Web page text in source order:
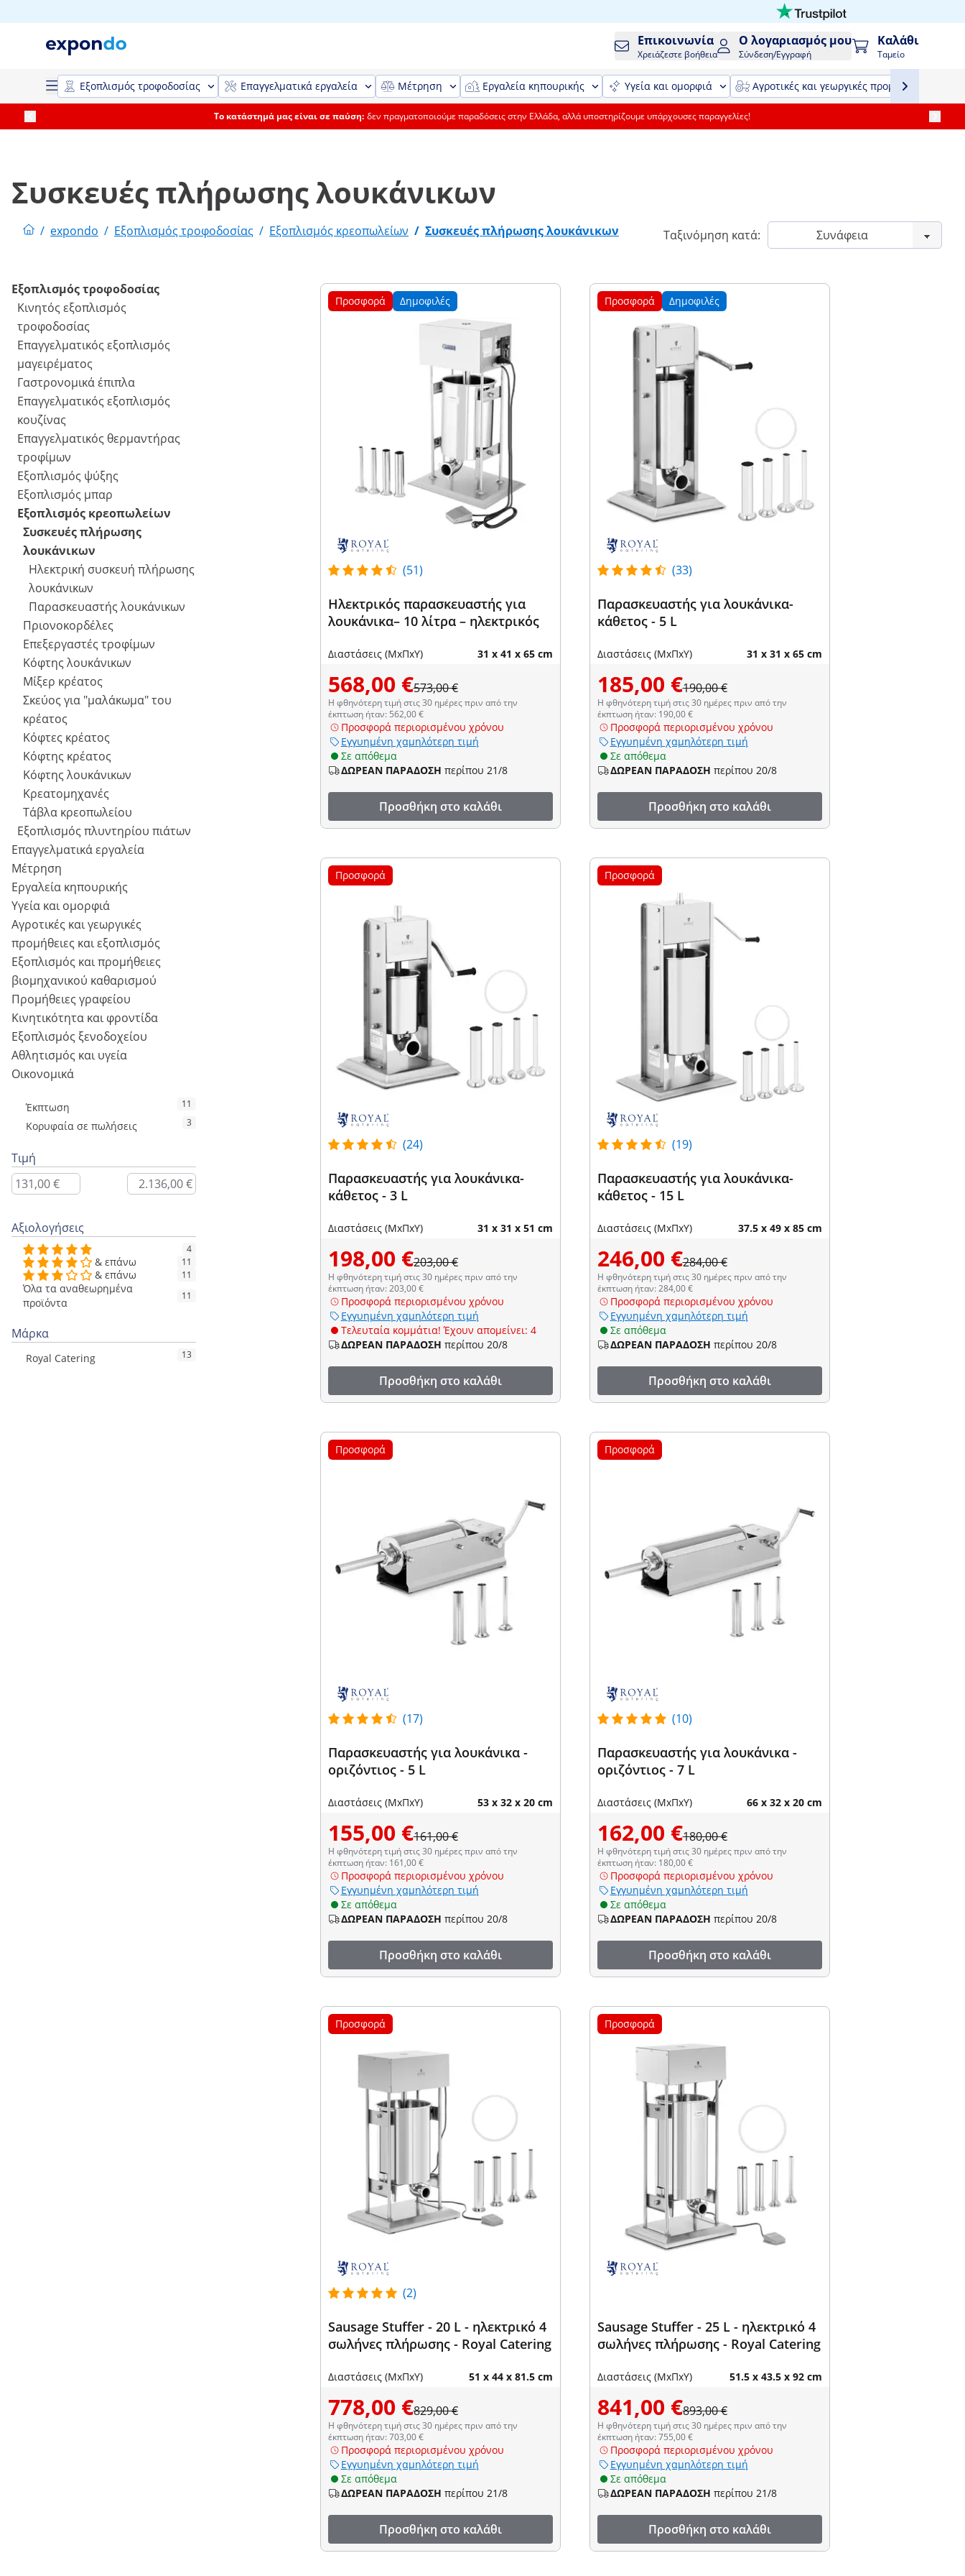
Επικοινωνία
Χρειάζεστε βοήθεια
Ο λογαριασμός μου
Σύνδεση/Εγγραφή
Καλάθι
Ταμείο
Εξοπλισμός τροφοδοσίας Επαγγελματικά εργαλεία Μέτρηση Εργαλεία κηπουρικής Υγεία και ομορφιά Αγροτικές και γεωργικές προμήθειες και
Το κατάστημά μας είναι σε παύση: δεν πραγματοποιούμε παραδόσεις στην Ελλάδα, αλλά υποστηρίζουμε υπάρχουσες παραγγελίες!
Συσκευές πλήρωσης λουκάνικων
/ expondo / Εξοπλισμός τροφοδοσίας / Εξοπλισμός κρεοπωλείων / Συσκευές πλήρωσης λουκάνικων Ταξινόμηση κατά:
Εξοπλισμός τροφοδοσίας
Κινητός εξοπλισμός
τροφοδοσίας
Επαγγελματικός εξοπλισμός
μαγειρέματος
Γαστρονομικά έπιπλα
Επαγγελματικός εξοπλισμός
κουζίνας
Επαγγελματικός θερμαντήρας
τροφίμων
Εξοπλισμός ψύξης
Εξοπλισμός μπαρ
Εξοπλισμός κρεοπωλείων
Συσκευές πλήρωσης
λουκάνικων
Ηλεκτρική συσκευή πλήρωσης
λουκάνικων
Παρασκευαστής λουκάνικων
Πριονοκορδέλες
Επεξεργαστές τροφίμων
Κόφτης λουκάνικων
Μίξερ κρέατος
Σκεύος για "μαλάκωμα" του
κρέατος
Κόφτες κρέατος
Κόφτης κρέατος
Κόφτης λουκάνικων
Κρεατομηχανές
Τάβλα κρεοπωλείου
Εξοπλισμός πλυντηρίου πιάτων
Επαγγελματικά εργαλεία
Μέτρηση
Εργαλεία κηπουρικής
Υγεία και ομορφιά
Αγροτικές και γεωργικές
προμήθειες και εξοπλισμός
Εξοπλισμός και προμήθειες
βιομηχανικού καθαρισμού
Προμήθειες γραφείου
Κινητικότητα και φροντίδα
Εξοπλισμός ξενοδοχείου
Αθλητισμός και υγεία
Οικονομικά
Έκπτωση 11
Κορυφαία σε πωλήσεις 3
Τιμή
Αξιολογήσεις
4
& επάνω 11
& επάνω 11
Όλα τα αναθεωρημένα
προϊόντα
11
Μάρκα
Royal Catering 13
Προσφορά Δημοφιλές
(51)
Ηλεκτρικός παρασκευαστής για
λουκάνικα– 10 λίτρα – ηλεκτρικός
Διαστάσεις (ΜxΠxΥ) 31 x 41 x 65 cm
568,00 €573,00 €
Η φθηνότερη τιμή στις 30 ημέρες πριν από την
έκπτωση ήταν: 562,00 €
Προσφορά περιορισμένου χρόνου
Εγγυημένη χαμηλότερη τιμή
Σε απόθεμα
ΔΩΡΕΑΝ ΠΑΡΑΔΟΣΗ περίπου 21/8
Προσθήκη στο καλάθι
Προσφορά Δημοφιλές
(33)
Παρασκευαστής για λουκάνικα-
κάθετος - 5 L
Διαστάσεις (ΜxΠxΥ) 31 x 31 x 65 cm
185,00 €190,00 €
Η φθηνότερη τιμή στις 30 ημέρες πριν από την
έκπτωση ήταν: 190,00 €
Προσφορά περιορισμένου χρόνου
Εγγυημένη χαμηλότερη τιμή
Σε απόθεμα
ΔΩΡΕΑΝ ΠΑΡΑΔΟΣΗ περίπου 20/8
Προσθήκη στο καλάθι
Προσφορά
(24)
Παρασκευαστής για λουκάνικα-
κάθετος - 3 L
Διαστάσεις (ΜxΠxΥ) 31 x 31 x 51 cm
198,00 €203,00 €
Η φθηνότερη τιμή στις 30 ημέρες πριν από την
έκπτωση ήταν: 203,00 €
Προσφορά περιορισμένου χρόνου
Εγγυημένη χαμηλότερη τιμή
Τελευταία κομμάτια! Έχουν απομείνει: 4
ΔΩΡΕΑΝ ΠΑΡΑΔΟΣΗ περίπου 20/8
Προσθήκη στο καλάθι
Προσφορά
(19)
Παρασκευαστής για λουκάνικα-
κάθετος - 15 L
Διαστάσεις (ΜxΠxΥ) 37.5 x 49 x 85 cm
246,00 €284,00 €
Η φθηνότερη τιμή στις 30 ημέρες πριν από την
έκπτωση ήταν: 284,00 €
Προσφορά περιορισμένου χρόνου
Εγγυημένη χαμηλότερη τιμή
Σε απόθεμα
ΔΩΡΕΑΝ ΠΑΡΑΔΟΣΗ περίπου 20/8
Προσθήκη στο καλάθι
Προσφορά
(17)
Παρασκευαστής για λουκάνικα -
οριζόντιος - 5 L
Διαστάσεις (ΜxΠxΥ) 53 x 32 x 20 cm
155,00 €161,00 €
Η φθηνότερη τιμή στις 30 ημέρες πριν από την
έκπτωση ήταν: 161,00 €
Προσφορά περιορισμένου χρόνου
Εγγυημένη χαμηλότερη τιμή
Σε απόθεμα
ΔΩΡΕΑΝ ΠΑΡΑΔΟΣΗ περίπου 20/8
Προσθήκη στο καλάθι
Προσφορά
(10)
Παρασκευαστής για λουκάνικα -
οριζόντιος - 7 L
Διαστάσεις (ΜxΠxΥ) 66 x 32 x 20 cm
162,00 €180,00 €
Η φθηνότερη τιμή στις 30 ημέρες πριν από την
έκπτωση ήταν: 180,00 €
Προσφορά περιορισμένου χρόνου
Εγγυημένη χαμηλότερη τιμή
Σε απόθεμα
ΔΩΡΕΑΝ ΠΑΡΑΔΟΣΗ περίπου 20/8
Προσθήκη στο καλάθι
Προσφορά
(2)
Sausage Stuffer - 20 L - ηλεκτρικό 4
σωλήνες πλήρωσης - Royal Catering
Διαστάσεις (ΜxΠxΥ) 51 x 44 x 81.5 cm
778,00 €829,00 €
Η φθηνότερη τιμή στις 30 ημέρες πριν από την
έκπτωση ήταν: 703,00 €
Προσφορά περιορισμένου χρόνου
Εγγυημένη χαμηλότερη τιμή
Σε απόθεμα
ΔΩΡΕΑΝ ΠΑΡΑΔΟΣΗ περίπου 21/8
Προσθήκη στο καλάθι
Προσφορά
Sausage Stuffer - 25 L - ηλεκτρικό 4
σωλήνες πλήρωσης - Royal Catering
Διαστάσεις (ΜxΠxΥ) 51.5 x 43.5 x 92 cm
841,00 €893,00 €
Η φθηνότερη τιμή στις 30 ημέρες πριν από την
έκπτωση ήταν: 755,00 €
Προσφορά περιορισμένου χρόνου
Εγγυημένη χαμηλότερη τιμή
Σε απόθεμα
ΔΩΡΕΑΝ ΠΑΡΑΔΟΣΗ περίπου 21/8
Προσθήκη στο καλάθι